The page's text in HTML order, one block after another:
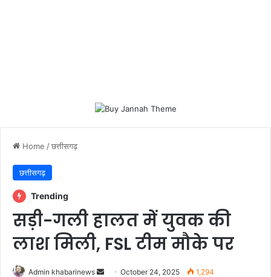
Home /छत्तीसगढ़
छत्तीसगढ़
Trending
सड़ी-गली हालत में युवक की
लाश मिली, FSL टीम मौके पर
Admin khabarinews
SendOctober 24, 2025 1,294